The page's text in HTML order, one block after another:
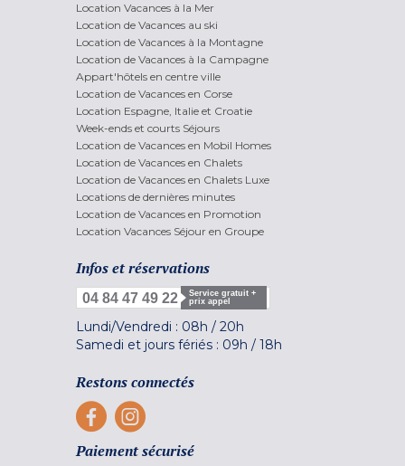
Location Vacances à la Mer
Location de Vacances au ski
Location de Vacances à la Montagne
Location de Vacances à la Campagne
Appart'hôtels en centre ville
Location de Vacances en Corse
Location Espagne, Italie et Croatie
Week-ends et courts Séjours
Location de Vacances en Mobil Homes
Location de Vacances en Chalets
Location de Vacances en Chalets Luxe
Locations de dernières minutes
Location de Vacances en Promotion
Location Vacances Séjour en Groupe
Infos et réservations
04 84 47 49 22
Service gratuit +
prix appel
Lundi/Vendredi : 08h / 20h
Samedi et jours fériés : 09h / 18h
Restons connectés
Paiement sécurisé